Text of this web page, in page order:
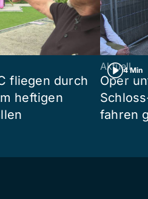
fliegen durch
heftigen
4 Min
Aktuell
Oper
fahren